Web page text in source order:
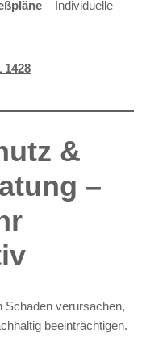
– Individuelle
1428
&
–
Schaden verursachen,
beeinträchtigen.